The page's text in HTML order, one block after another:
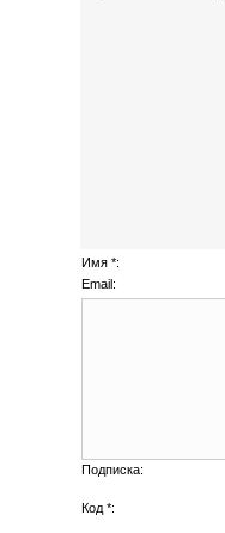
Имя *:
Email:
Подписка:
Код *: